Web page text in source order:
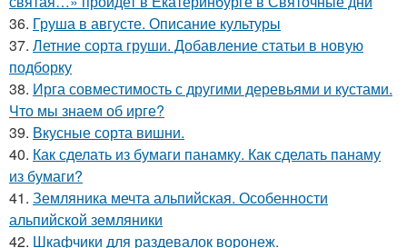
36. Груша в августе. Описание культуры
37. Летние сорта груши. Добавление статьи в новую
подборку
38. Ирга совместимость с другими деревьями и кустами.
Что мы знаем об ирге?
39. Вкусные сорта вишни.
40. Как сделать из бумаги панамку. Как сделать панаму
из бумаги?
41. Земляника мечта альпийская. Особенности
альпийской земляники
42. Шкафчики для раздевалок воронеж.